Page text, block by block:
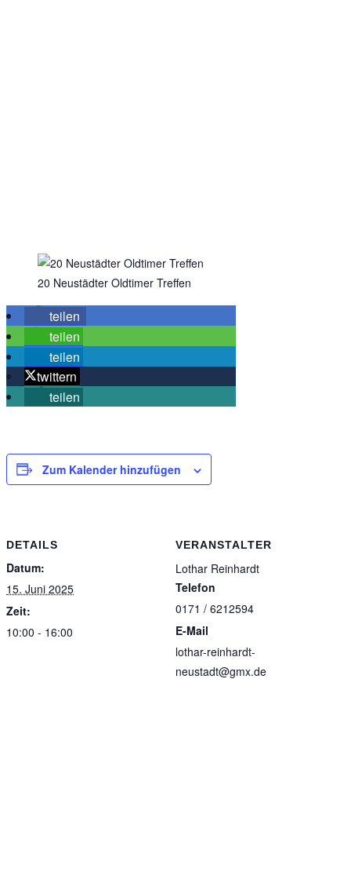
20 Neustädter Oldtimer Treffen
teilen
teilen
teilen
twittern
teilen
Zum Kalender hinzufügen
DETAILS
Datum:
15. Juni 2025
Zeit:
10:00 - 16:00
VERANSTALTER
Lothar Reinhardt
Telefon
0171 / 6212594
E-Mail
lothar-reinhardt-
neustadt@gmx.de